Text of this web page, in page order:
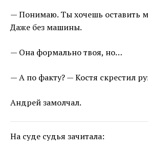
— Понимаю. Ты хочешь оставить
Даже без машины.
— Она формально твоя, но…
— А по факту? — Костя скрестил
Андрей замолчал.
На суде судья зачитала: